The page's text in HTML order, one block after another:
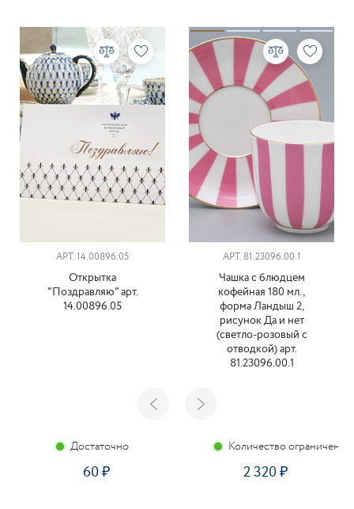
АРТ. 14.00896.05
Открытка
"Поздравляю" арт.
14.00896.05
Достаточно
60
АРТ. 81.23096.00.1
Чашка с блюдцем
кофейная 180 мл.,
форма Ландыш 2,
рисунок Да и нет
(светло-розовый с
отводкой) арт.
81.23096.00.1
Количество ограничено
2 320